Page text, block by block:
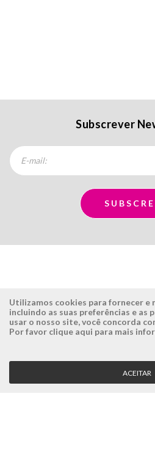
Subscrever
ÉSISTEMAS
Empresa
Visão, Missão e Valores
Utilizamos cookies para fornecer e
incluindo as suas preferências e as
usar o nosso site, você concorda
Por favor clique aqui para mais
ACEITAR